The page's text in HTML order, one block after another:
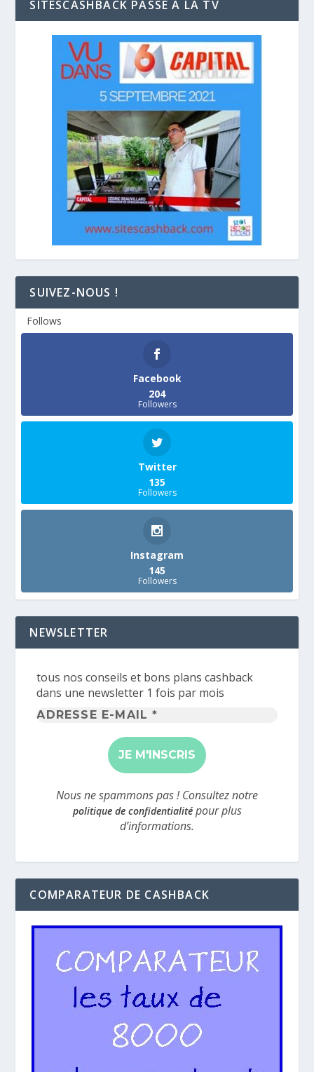
SITESCASHBACK PASSE A LA TV
SUIVEZ-NOUS !
Follows
Facebook
204
Followers
Twitter
135
Followers
Instagram
145
Followers
NEWSLETTER
tous nos conseils et bons plans cashback
dans une newsletter 1 fois par mois
Adresse
mail
*
Nous ne spammons pas ! Consultez notre
politique de confidentialitépour plus
d’informations.
COMPARATEUR DE CASHBACK